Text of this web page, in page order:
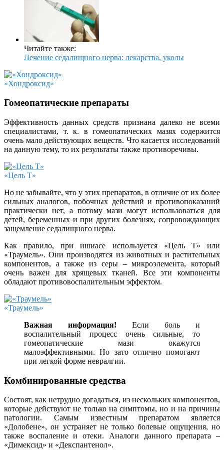
Читайте также:
Лечение седалищного нерва: лекарства, уколы
«Хондроксид»
Гомеопатические препараты
Эффективность данных средств признана далеко не всеми
специалистами, т. к. в гомеопатических мазях содержится
очень мало действующих веществ. Что касается исследований
на данную тему, то их результаты также противоречивы.
«Цель Т»
Но не забывайте, что у этих препаратов, в отличие от их более
сильных аналогов, побочных действий и противопоказаний
практически нет, а потому мази могут использоваться для
детей, беременных и при других болезнях, сопровождающих
защемление седалищного нерва.
Как правило, при ишиасе используется «Цель Т» или
«Траумель». Они производятся из животных и растительных
компонентов, а также из серы – микроэлемента, который
очень важен для хрящевых тканей. Все эти компоненты
обладают противовоспалительным эффектом.
«Траумель»
Важная информация! Если боль и
воспалительный процесс очень сильные, то
гомеопатические мази окажутся
малоэффективными. Но зато отлично помогают
при легкой форме невралгии.
Комбинированные средства
Состоят, как нетрудно догадаться, из нескольких компонентов,
которые действуют не только на симптомы, но и на причины
патологии. Самым известным препаратом является
«Долобене», он устраняет не только болевые ощущения, но
также воспаление и отеки. Аналоги данного препарата –
«Димексид» и «Декспантенол».